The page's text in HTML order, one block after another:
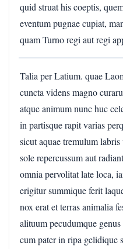
quid struat his coeptis,
eventum pugnae cupiat,
quam Turno regi aut regi
Talia per Latium. quae
cuncta videns magno
atque animum nunc huc
in partisque rapit varias
sicut aquae tremulum
sole repercussum aut
omnia pervolitat late loca,
erigitur summique ferit
nox erat et terras animalia
alituum pecudumque
cum pater in ripa gelidique